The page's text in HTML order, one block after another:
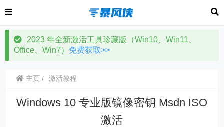
2023 年全新激活工具珍藏版（Win10、Win11、
Office、Win7） 免费获取>>
主页 激活教程
Windows 10 专业版镜像密钥 Msdn ISO
激活